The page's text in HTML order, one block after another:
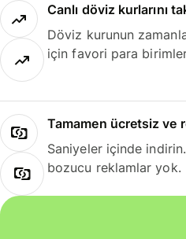
Canlı döviz kurlarını
Döviz kurunun
için favori para
Tamamen ücretsiz ve
Saniyeler içinde
bozucu reklamlar yok.